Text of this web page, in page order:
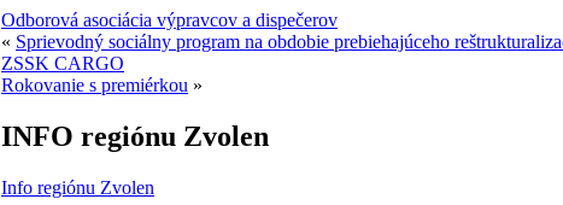
Odborová asociácia výpravcov a dispečerov
« Sprievodný sociálny program na obdobie prebiehajúceho
ZSSK CARGO
Rokovanie s premiérkou »
INFO regiónu Zvolen
Info regiónu Zvolen